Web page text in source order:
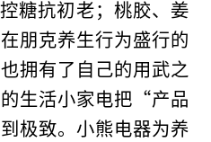
糖抗初老；桃胶、姜
朋克养生行为盛行的
拥有了自己的用武之
生活小家电把“产品
极致。小熊电器为养